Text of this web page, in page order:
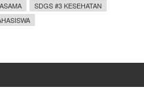
SDGS #3 KESEHATAN